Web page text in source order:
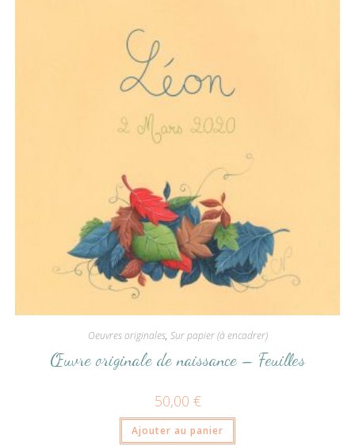
Oeuvres originales, Sur papier (à encadrer)
Œuvre originale de naissance – Feuilles
50,00 €
Ajouter au panier